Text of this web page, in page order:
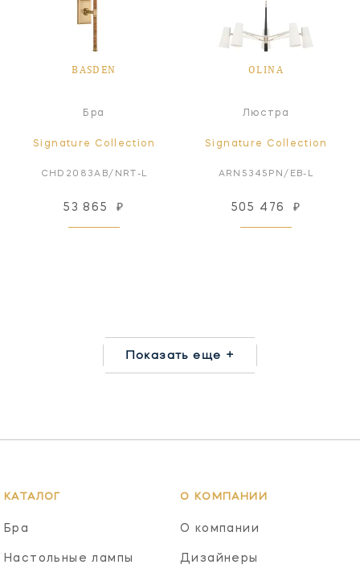
BASDEN
Бра
Signature Collection
CHD2083AB/NRT-L
53 865 ₽
OLINA
Люстра
Signature Collection
ARN5345PN/EB-L
505 476 ₽
Показать еще +
КАТАЛОГ
Бра
Настольные лампы
О КОМПАНИИ
О компании
Дизайнеры